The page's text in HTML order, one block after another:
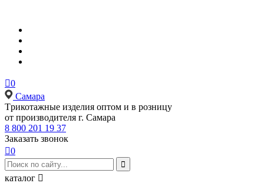
0
Самара
Tрикотажные изделия оптом и в розницу
от производителя г. Самара
8 800 201 19 37
Заказать звонок
0

каталог 